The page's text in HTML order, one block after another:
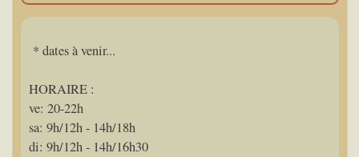
* dates à venir...
HORAIRE :
ve: 20-22h
sa: 9h/12h - 14h/18h
di: 9h/12h - 14h/16h30